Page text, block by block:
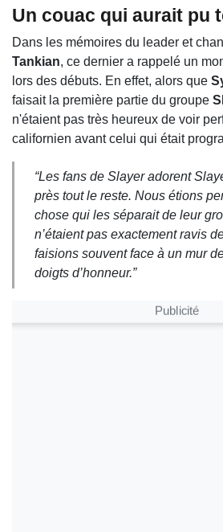
Un couac qui aurait pu
Dans les mémoires du leader et
Tankian, ce dernier a rappelé un
lors des débuts. En effet, alors que
faisait la première partie du groupe
n'étaient pas très heureux de voir
californien avant celui qui était
“Les fans de Slayer adorent
près tout le reste. Nous étions
chose qui les séparait de leur
n’étaient pas exactement ravis
faisions souvent face à un mur
doigts d’honneur.”
Publicité